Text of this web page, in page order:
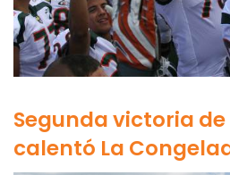
Segunda victoria de
calentó La